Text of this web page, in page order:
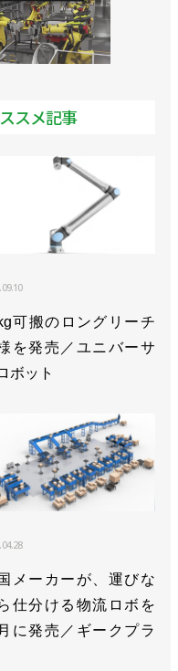
スメ記事
可搬のロングリーチ
を発売／ユニバーサ
ボット
メーカーが、運びな
仕分ける物流ロボを
に発売／ギークプラ